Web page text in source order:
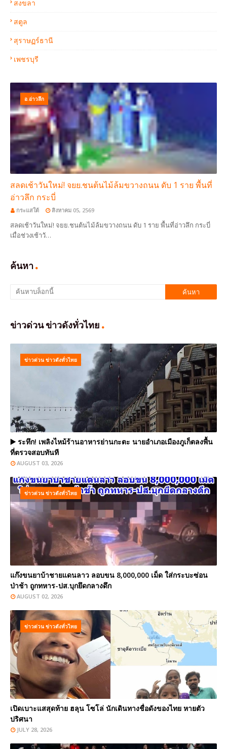
สงขลา
สตูล
สุราษฏร์ธานี
เพชรบุรี
อ.อ่าวลึก
สลดเช้าวันใหม่! จยย.ชนต้นไม้ล้มขวางถนน ดับ 1 ราย พื้นที่
อ่าวลึก กระบี่
กระแสใต้ สิงหาคม 05, 2569
สลดเช้าวันใหม่! จยย.ชนต้นไม้ล้มขวางถนน ดับ 1 ราย พื้นที่อ่าวลึก กระบี่
เมื่อช่วงเช้าวั…
ค้นหา
ข่าวด่วน ข่าวดังทั่วไทย
ข่าวด่วน ข่าวดังทั่วไทย
▶️ ระทึก! เพลิงไหม้ร้านอาหารย่านกะตะ นายอำเภอเมืองภูเก็ตลงพื้น
ที่ตรวจสอบทันที
AUGUST 03, 2026
ข่าวด่วน ข่าวดังทั่วไทย
แก๊งขนยาบ้าชายแดนลาว ลอบขน 8,000,000 เม็ด ใส่กระบะซ่อน
ป่าช้า ถูกทหาร-ปส.บุกยึดกลางดึก
AUGUST 02, 2026
ข่าวด่วน ข่าวดังทั่วไทย
เปิดเบาะแสสุดท้าย ฮลุน โซโล่ นักเดินทางชื่อดังของไทย หายตัว
ปริศนา
JULY 28, 2026